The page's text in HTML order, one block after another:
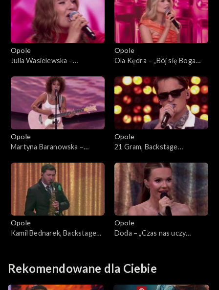
Opole
Julia Wasielewska –
63. KFPP: Koncert „Debiuty”
Opole
Ola Kędra – „Bój się Boga
Koncert „Debiuty”
Opole
Martyna Baranowska –
„Debiuty”
Opole
21 Gram, Backstage
być”. 63. KFPP: Koncert
„Debiuty”
Opole
Kamil Bednarek, Backstage
„Debiuty”
Opole
Doda – „Czas nas uczy
Rekomendowane dla Ciebie